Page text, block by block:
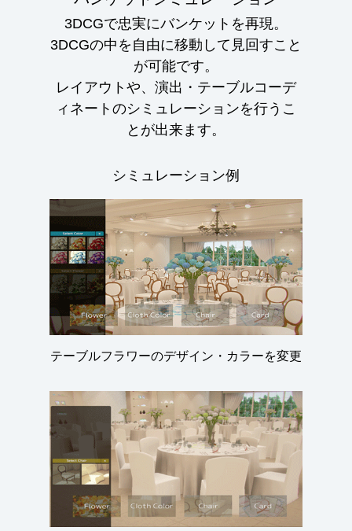
3DCGで忠実にバンケットを再現。
3DCGの中を自由に移動して見回すこと
が可能です。
レイアウトや、演出・テーブルコーデ
ィネートのシミュレーションを行うこ
とが出来ます。
シミュレーション例
テーブルフラワーのデザイン・カラーを変更